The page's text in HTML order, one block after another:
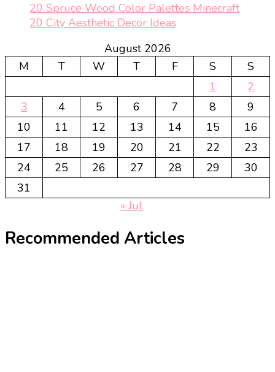
20 Spruce Wood Color Palettes Minecraft
20 City Aesthetic Decor Ideas
August 2026
M
T W T F S
S
1
2
3
4 5 6 7 8
9
10
11 12 13 14 15
16
17
18 19 20 21 22
23
24
25 26 27 28 29
30
31
« Jul
Recommended Articles